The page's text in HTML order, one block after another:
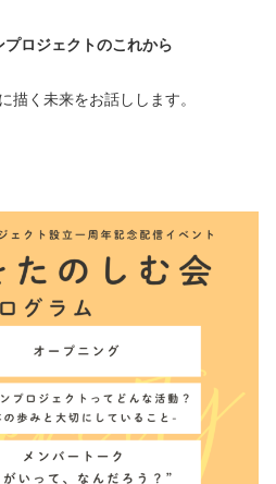
ロジェクトのこれから
く未来をお話しします。